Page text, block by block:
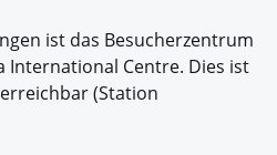
ist das Besucherzentrum
International Centre. Dies ist
(Station